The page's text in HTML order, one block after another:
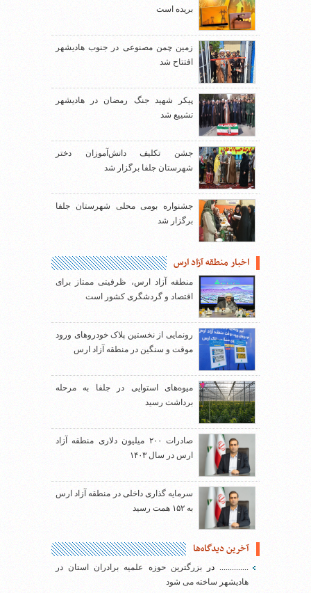
بریده است
زمین چمن مصنوعی در جنوب هادیشهر
افتتاح شد
پیکر شهید جنگ رمضان در هادیشهر
تشییع شد
جشن تکلیف دانش‌آموزان دختر
شهرستان جلفا برگزار شد
جشنواره بومی محلی شهرستان جلفا
برگزار شد
اخبار منطقه آزاد ارس
منطقه آزاد ارس، ظرفیتی ممتاز برای
اقتصاد و گردشگری کشور است
رونمایی از نخستین پلاک خودروهای ورود
موقت و سنگین در منطقه آزاد ارس
میوه‌های استوایی در جلفا به مرحله
برداشت رسید
صادرات ۲۰۰ میلیون دلاری منطقه آزاد
ارس در سال ۱۴۰۳
سرمایه گذاری داخلی در منطقه آزاد ارس
به ۱۵۲ همت رسید
آخرین دیدگاه‌ها
..............دربزرگترین حوزه علمیه برادران استان در
هادیشهر ساخته می شود